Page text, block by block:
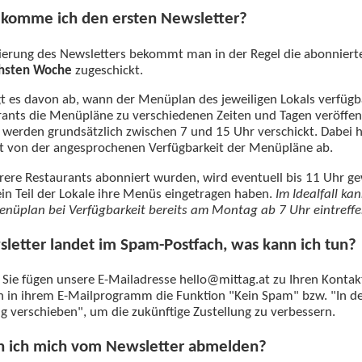
ich den ersten Newsletter?
des Newsletters bekommt man in der Regel die
Woche zugeschickt.
es davon ab, wann der Menüplan des jeweiligen Lokals
die Menüpläne zu verschiedenen Zeiten und Tagen
grundsätzlich zwischen 7 und 15 Uhr verschickt. Dabei
von der angesprochenen Verfügbarkeit der Menüpläne ab.
Restaurants abonniert wurden, wird eventuell bis 11 Uhr
Teil der Lokale ihre Menüs eingetragen haben. Im Idealfall
bei Verfügbarkeit bereits am Montag ab 7 Uhr
landet im Spam-Postfach, was kann ich tun?
fügen unsere E-Mailadresse hello@mittag.at zu Ihren
in ihrem E-Mailprogramm die Funktion "Kein Spam" bzw. "In
verschieben", um die zukünftige Zustellung zu verbessern.
ich mich vom Newsletter abmelden?